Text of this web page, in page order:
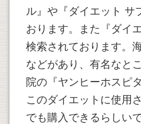
ル』や『ダイエット サ
おります。また『ダイ
検索されております。
などがあり、有名なと
院の『ヤンヒーホスピ
このダイエットに使用
でも購入できるらしい